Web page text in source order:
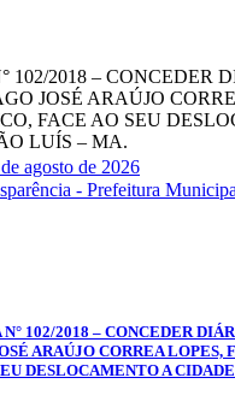
102/2018 – CONCEDER
JOSÉ ARAÚJO
FACE AO SEU
LUÍS – MA.
agosto de 2026
102/2018 – CONCEDER
ARAÚJO CORREA LOPES,
DESLOCAMENTO A